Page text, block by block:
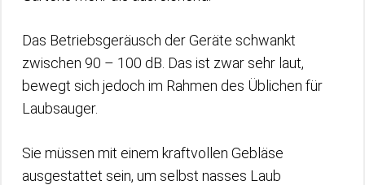
Das Betriebsgeräusch der Geräte schwankt
zwischen 90 – 100 dB. Das ist zwar sehr laut,
bewegt sich jedoch im Rahmen des Üblichen für
Laubsauger.
Sie müssen mit einem kraftvollen Gebläse
ausgestattet sein, um selbst nasses Laub